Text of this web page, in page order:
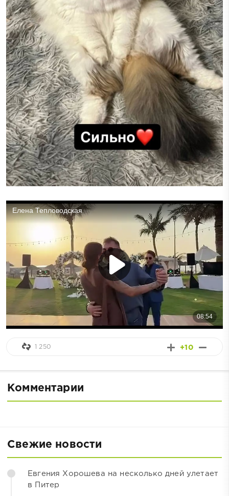
+10
1 250
Комментарии
Свежие новости
Евгения Хорошева на несколько дней улетает
в Питер